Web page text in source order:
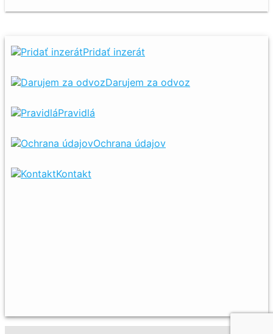
Pridať inzerát
Darujem za odvoz
Pravidlá
Ochrana údajov
Kontakt